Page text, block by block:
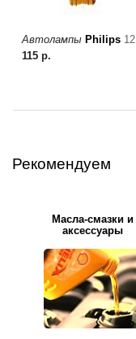
Масла
Инструменты
Все товары
Услуги
Автолампы Philips 12
115 р.
Рекомендуем
Масла-смазки и
аксессуары